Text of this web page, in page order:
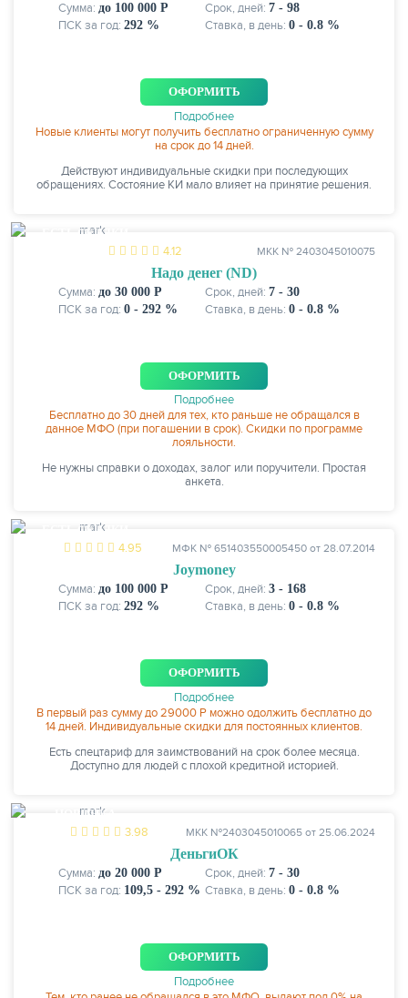
Сумма: до 100 000 Р Срок, дней: 7 - 98
ПСК за год: 292 % Ставка, в день: 0 - 0.8 %
ОФОРМИТЬ
Подробнее
Новые клиенты могут получить бесплатно ограниченную сумму
на срок до 14 дней.
Действуют индивидуальные скидки при последующих
обращениях. Состояние КИ мало влияет на принятие решения.
ЕСТЬ СКИДКИ
4.12 МКК № 2403045010075
Надо денег (ND)
Сумма: до 30 000 Р Срок, дней: 7 - 30
ПСК за год: 0 - 292 % Ставка, в день: 0 - 0.8 %
ОФОРМИТЬ
Подробнее
Бесплатно до 30 дней для тех, кто раньше не обращался в
данное МФО (при погашении в срок). Скидки по программе
лояльности.
Не нужны справки о доходах, залог или поручители. Простая
анкета.
ЕСТЬ СКИДКИ
4.95 МФК № 651403550005450 от 28.07.2014
Joymoney
Сумма: до 100 000 Р Срок, дней: 3 - 168
ПСК за год: 292 % Ставка, в день: 0 - 0.8 %
ОФОРМИТЬ
Подробнее
В первый раз сумму до 29000 Р можно одолжить бесплатно до
14 дней. Индивидуальные скидки для постоянных клиентов.
Есть спецтариф для заимствований на срок более месяца.
Доступно для людей с плохой кредитной историей.
НОВИНКА
3.98 МКК №2403045010065 от 25.06.2024
ДеньгиОК
Сумма: до 20 000 Р Срок, дней: 7 - 30
ПСК за год: 109,5 - 292 % Ставка, в день: 0 - 0.8 %
ОФОРМИТЬ
Подробнее